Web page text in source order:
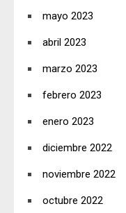
mayo 2023
abril 2023
marzo 2023
febrero 2023
enero 2023
diciembre 2022
noviembre 2022
octubre 2022